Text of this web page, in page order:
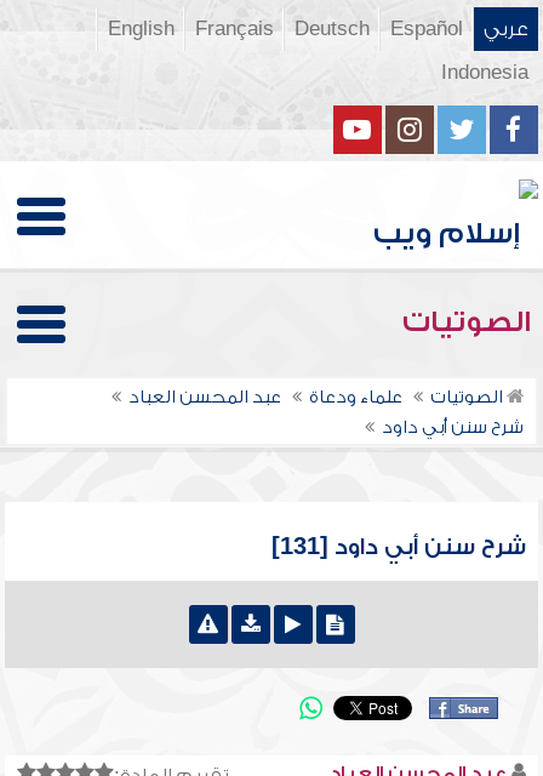
عربي Español
Deutsch
Français
English
Indonesia
الصوتيات
الصوتيات علماء ودعاة
عبد المحسن العباد
شرح سنن أبي داود
شرح سنن أبي داود [131]